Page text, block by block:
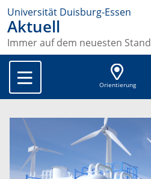
Universität Duisburg-Essen
Aktuell
Immer auf dem neuesten Stand
Orientierung